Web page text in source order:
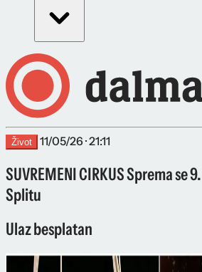
Život 11/05/26 · 21:11
SUVREMENI CIRKUS Sprema se
Splitu
Ulaz besplatan